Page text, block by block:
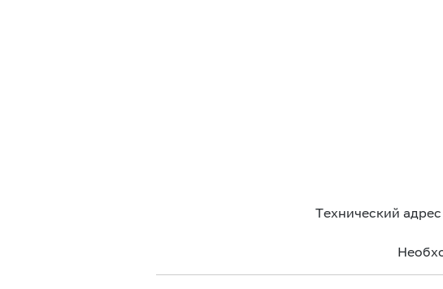
Технический